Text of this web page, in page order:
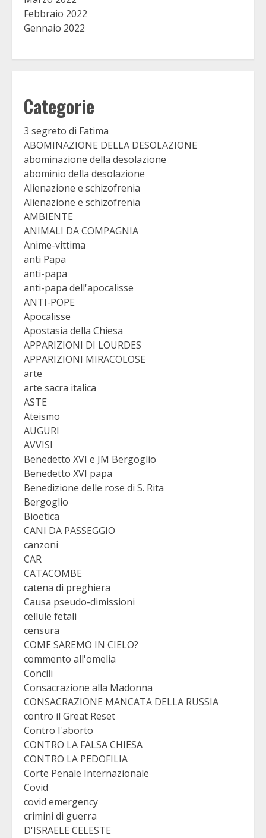
Febbraio 2022
Gennaio 2022
Categorie
3 segreto di Fatima
ABOMINAZIONE DELLA DESOLAZIONE
abominazione della desolazione
abominio della desolazione
Alienazione e schizofrenia
Alienazione e schizofrenia
AMBIENTE
ANIMALI DA COMPAGNIA
Anime-vittima
anti Papa
anti-papa
anti-papa dell'apocalisse
ANTI-POPE
Apocalisse
Apostasia della Chiesa
APPARIZIONI DI LOURDES
APPARIZIONI MIRACOLOSE
arte
arte sacra italica
ASTE
Ateismo
AUGURI
AVVISI
Benedetto XVI e JM Bergoglio
Benedetto XVI papa
Benedizione delle rose di S. Rita
Bergoglio
Bioetica
CANI DA PASSEGGIO
canzoni
CAR
CATACOMBE
catena di preghiera
Causa pseudo-dimissioni
cellule fetali
censura
COME SAREMO IN CIELO?
commento all'omelia
Concili
Consacrazione alla Madonna
CONSACRAZIONE MANCATA DELLA RUSSIA
contro il Great Reset
Contro l'aborto
CONTRO LA FALSA CHIESA
CONTRO LA PEDOFILIA
Corte Penale Internazionale
Covid
covid emergency
crimini di guerra
D'ISRAELE CELESTE